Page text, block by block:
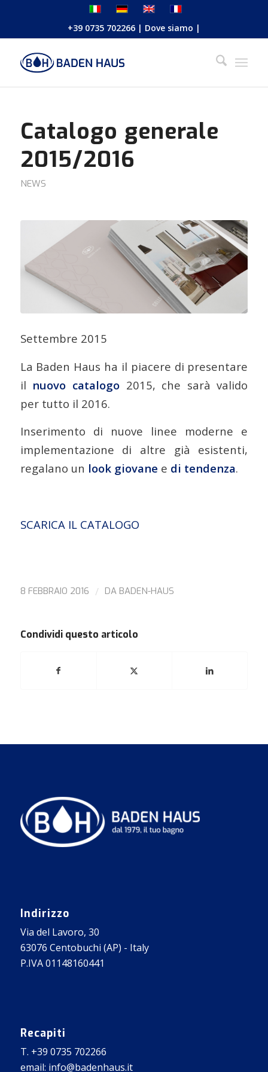
+39 0735 702266| Dove siamo |
Catalogo generale
2015/2016
NEWS
Settembre 2015
La Baden Haus ha il piacere di presentare
il nuovo catalogo2015, che sarà valido
per tutto il 2016.
Inserimento di nuove linee moderne e
implementazione di altre già esistenti,
regalano un look giovane e di tendenza.
SCARICA IL CATALOGO
8 FEBBRAIO 2016 / DA BADEN-HAUS
Condividi questo articolo
Indirizzo
Via del Lavoro, 30
63076 Centobuchi (AP) - Italy
P.IVA 01148160441
Recapiti
T. +39 0735 702266
email: info@badenhaus.it